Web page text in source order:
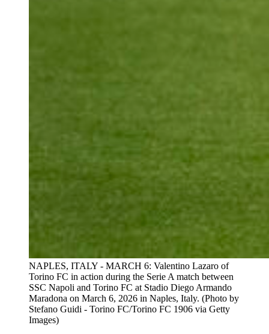
NAPLES, ITALY - MARCH 6: Valentino Lazaro of
Torino FC in action during the Serie A match between
SSC Napoli and Torino FC at Stadio Diego Armando
Maradona on March 6, 2026 in Naples, Italy. (Photo by
Stefano Guidi - Torino FC/Torino FC 1906 via Getty
Images)